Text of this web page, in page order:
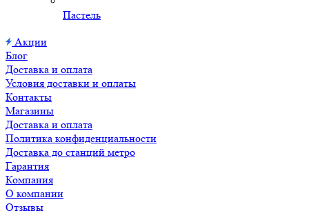
Магазины
Доставка и оплата
Политика конфиденциальности
Доставка до станций метро
Новости
Сертификаты
Отзывы
Каталог
Гелиевые шары
Шары под потолок
Латексные шары
Фольгированные шары
Шары в коробках
Цифры
Большие шары